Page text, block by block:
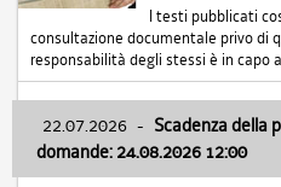
I testi pubblicati
consultazione documentale privo di
responsabilità degli stessi è in capo
22.07.2026 - Scadenza della
domande: 24.08.2026 12:00